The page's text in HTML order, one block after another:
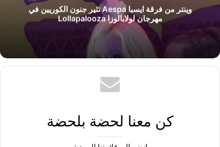
وينتر من فرقة ايسبا Aespa تثير جنون الكوريين في
مهرجان لولابالوزا Lollapalooza
كن معنا لحضة بلحضة